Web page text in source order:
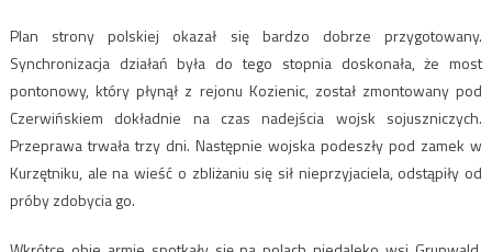
Plan strony polskiej okazał się bardzo dobrze przygotowany.
Synchronizacja działań była do tego stopnia doskonała, że most
pontonowy, który płynął z rejonu Kozienic, został zmontowany pod
Czerwińskiem dokładnie na czas nadejścia wojsk sojuszniczych.
Przeprawa trwała trzy dni. Następnie wojska podeszły pod zamek w
Kurzętniku, ale na wieść o zbliżaniu się sił nieprzyjaciela, odstąpiły od
próby zdobycia go.